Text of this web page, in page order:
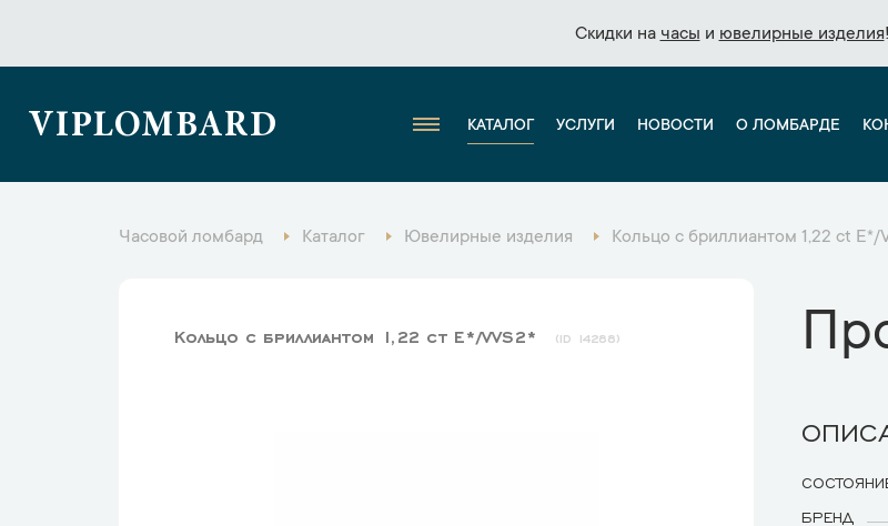
Скидки на часы и ювелирные изделия!
Скидки на часы и ювелирные изделия!
VIPLOMBARD КАТАЛОГ УСЛУГИ НОВОСТИ О ЛОМБАРДЕ
Часовой ломбард Каталог Ювелирные изделия Кольцо с бриллиантом 1,22 ct E*/
Кольцо с бриллиантом 1,22 ct E*/VVS2* 14288
БРЕНД